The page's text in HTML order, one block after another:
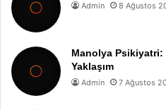
Admin 8 Ağustos
Manolya Psikiyatri:
Yaklaşım
Admin 7 Ağustos